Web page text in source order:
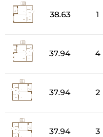
38.63 1
37.94 4
37.94 2
37.94 3